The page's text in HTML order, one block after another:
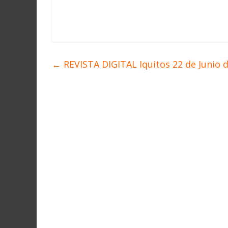
← REVISTA DIGITAL Iquitos 22 de Junio